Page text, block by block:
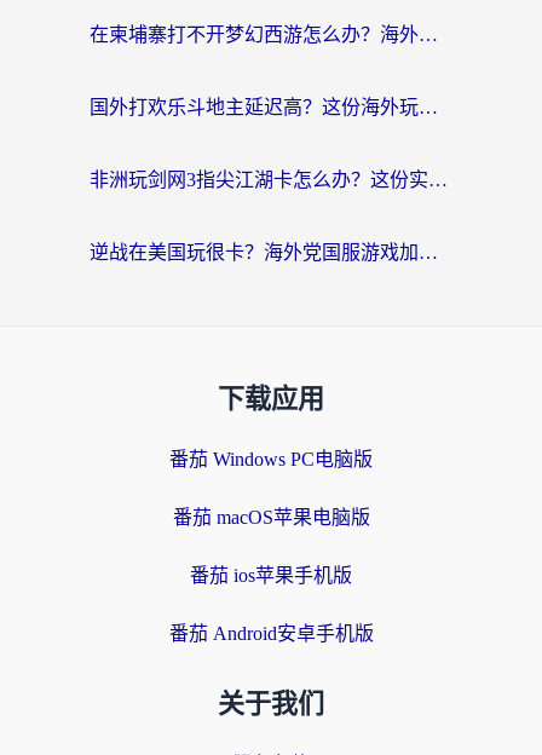
在柬埔寨打不开梦幻西游怎么办？海外玩家国服游戏加速终极指南
国外打欢乐斗地主延迟高？这份海外玩家国服游戏加速指南帮你解决卡顿烦恼
非洲玩剑网3指尖江湖卡怎么办？这份实测有效的国服游戏加速指南请收好
逆战在美国玩很卡？海外党国服游戏加速终极指南（附DNF宝可梦加速技巧）
下载应用
番茄 Windows PC电脑版
番茄 macOS苹果电脑版
番茄 ios苹果手机版
番茄 Android安卓手机版
关于我们